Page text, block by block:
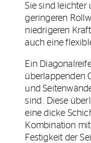
Sie sind leichter
geringeren
niedrigeren
auch eine
Ein
überlappenden
und
sind. Diese
eine dicke
Kombination
Festigkeit der